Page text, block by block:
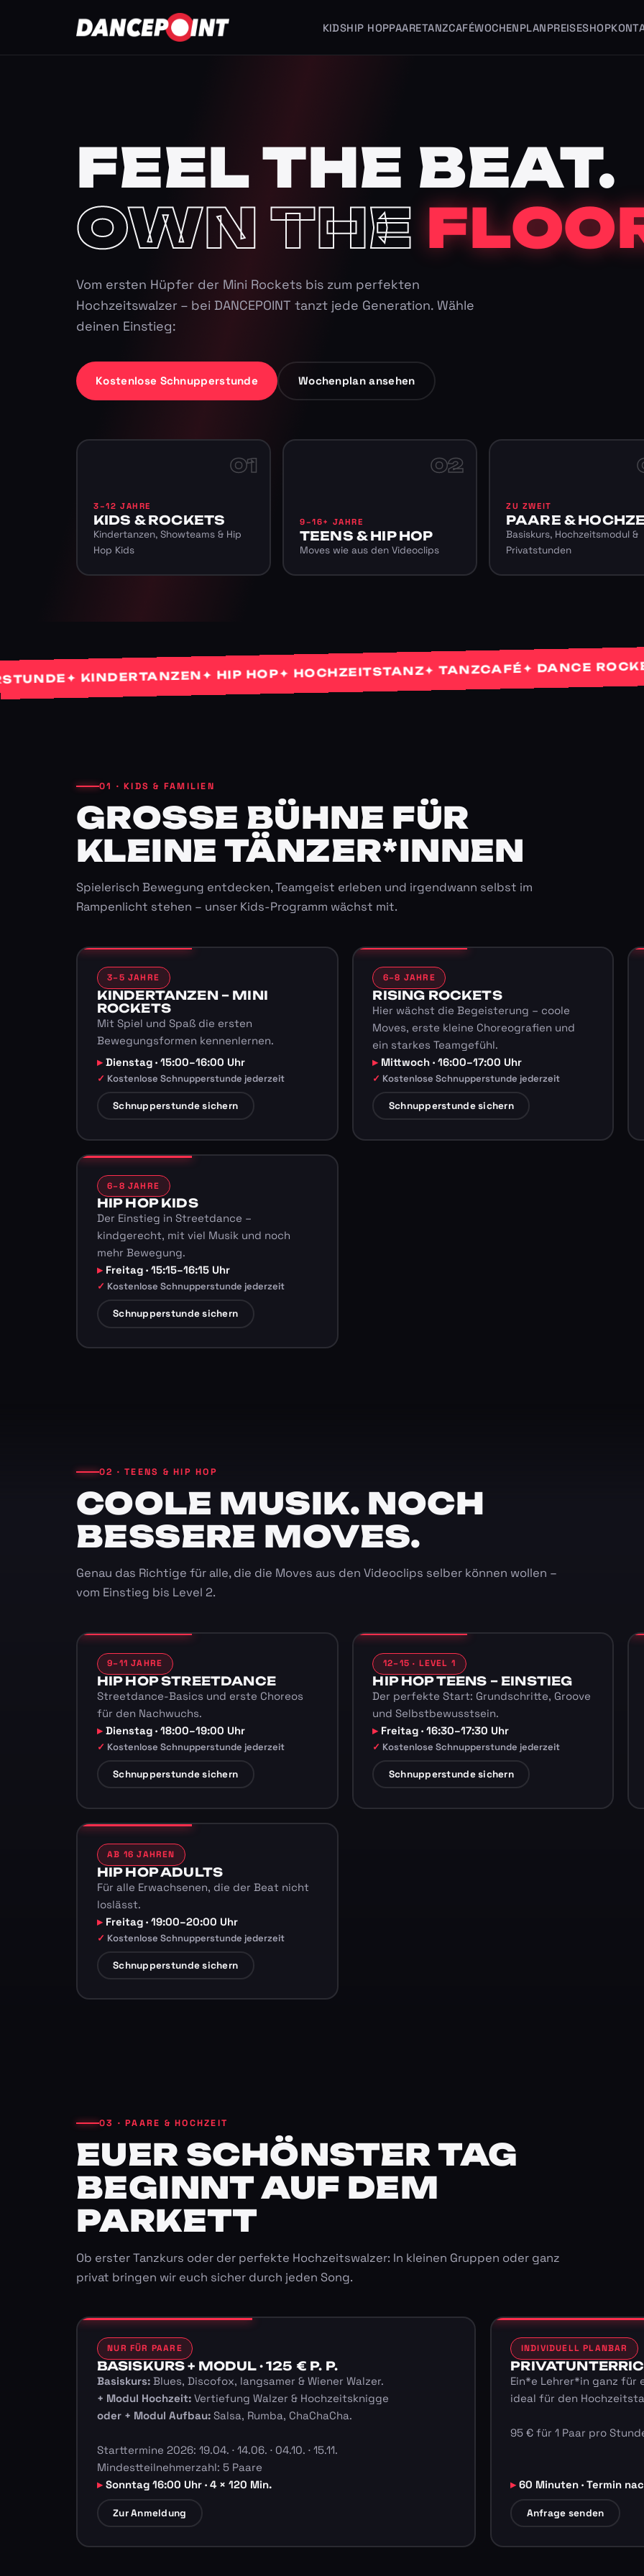
KIDSHIP HOPPAARETANZCAFÉWOCHENPLANPREISESHOP
FEEL THE BEAT.
OWN THE
Vom ersten Hüpfer der Mini Rockets bis zum perfekten
Hochzeitswalzer – bei DANCEPOINT tanzt jede Generation. Wähle
deinen Einstieg:
Kostenlose Schnupperstunde Wochenplan ansehen
01
3–12 JAHRE
KIDS & ROCKETS
Kindertanzen, Showteams & Hip
Hop Kids
02
9–16+ JAHRE
TEENS & HIP HOP
Moves wie aus den Videoclips
ZU ZWEIT
PAARE &
Basiskurs, Hochzeitsmodul &
Privatstunden
✦ KINDERTANZEN✦ HIP HOP✦ HOCHZEITSTANZ✦ TANZCAFÉ✦ DANCE ROCKETS✦
01 · KIDS & FAMILIEN
GROSSE BÜHNE FÜR K
LEINE TÄNZER*INNEN
Spielerisch Bewegung entdecken, Teamgeist erleben und irgendwann selbst im
Rampenlicht stehen – unser Kids-Programm wächst mit.
3–5 JAHRE
KINDERTANZEN – MINI
ROCKETS
Mit Spiel und Spaß die ersten
Bewegungsformen kennenlernen.
Dienstag · 15:00–16:00 Uhr
Kostenlose Schnupperstunde jederzeit
Schnupperstunde sichern
6–8 JAHRE
RISING ROCKETS
Hier wächst die Begeisterung – coole
Moves, erste kleine Choreografien und
ein starkes Teamgefühl.
Mittwoch · 16:00–17:00 Uhr
Kostenlose Schnupperstunde jederzeit
Schnupperstunde sichern
6–8 JAHRE
HIP HOP KIDS
Der Einstieg in Streetdance –
kindgerecht, mit viel Musik und noch
mehr Bewegung.
Freitag · 15:15–16:15 Uhr
Kostenlose Schnupperstunde jederzeit
Schnupperstunde sichern
02 · TEENS & HIP HOP
COOLE MUSIK. NOCH
BESSERE MOVES.
Genau das Richtige für alle, die die Moves aus den Videoclips selber können wollen –
vom Einstieg bis Level 2.
9–11 JAHRE
HIP HOP STREETDANCE
Streetdance-Basics und erste Choreos
für den Nachwuchs.
Dienstag · 18:00–19:00 Uhr
Kostenlose Schnupperstunde jederzeit
Schnupperstunde sichern
12–15 · LEVEL 1
HIP HOP TEENS – EINSTIEG
Der perfekte Start: Grundschritte, Groove
und Selbstbewusstsein.
Freitag · 16:30–17:30 Uhr
Kostenlose Schnupperstunde jederzeit
Schnupperstunde sichern
AB 16 JAHREN
HIP HOP ADULTS
Für alle Erwachsenen, die der Beat nicht
loslässt.
Freitag · 19:00–20:00 Uhr
Kostenlose Schnupperstunde jederzeit
Schnupperstunde sichern
03 · PAARE & HOCHZEIT
EUER SCHÖNSTER TAG
BEGINNT AUF DEM
PARKETT
Ob erster Tanzkurs oder der perfekte Hochzeitswalzer: In kleinen Gruppen oder ganz
privat bringen wir euch sicher durch jeden Song.
NUR FÜR PAARE
BASISKURS + MODUL · 125 € P. P.
Basiskurs:Blues, Discofox, langsamer & Wiener Walzer.
+ Modul Hochzeit:Vertiefung Walzer & Hochzeitsknigge
oder + Modul Aufbau:Salsa, Rumba, ChaChaCha.
Starttermine 2026: 19.04. · 14.06. · 04.10. · 15.11.
Mindestteilnehmerzahl: 5 Paare
Sonntag 16:00 Uhr · 4 × 120 Min.
Zur Anmeldung
INDIVIDUELL PLANBAR
Ein*e Lehrer*in ganz für
ideal für den
95 € für 1 Paar pro
60 Minuten · Termin
Anfrage senden